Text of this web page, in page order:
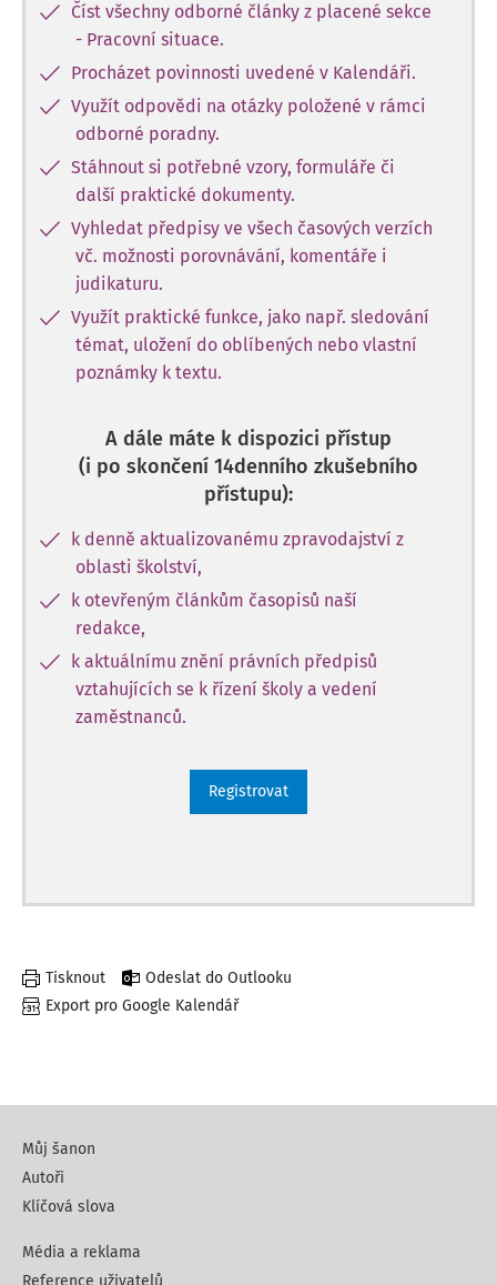
Číst všechny odborné články z placené sekce
- Pracovní situace.
Procházet povinnosti uvedené v Kalendáři.
Využít odpovědi na otázky položené v rámci
odborné poradny.
Stáhnout si potřebné vzory, formuláře či
další praktické dokumenty.
Vyhledat předpisy ve všech časových verzích
vč. možnosti porovnávání, komentáře i
judikaturu.
Využít praktické funkce, jako např. sledování
témat, uložení do oblíbených nebo vlastní
poznámky k textu.
A dále máte k dispozici přístup
(i po skončení 14denního zkušebního
přístupu):
k denně aktualizovanému zpravodajství z
oblasti školství,
k otevřeným článkům časopisů naší
redakce,
k aktuálnímu znění právních předpisů
vztahujících se k řízení školy a vedení
zaměstnanců.
Registrovat
Tisknout
Odeslat do Outlooku
Export pro Google Kalendář
Můj šanon
Autoři
Klíčová slova
Média a reklama
Reference uživatelů